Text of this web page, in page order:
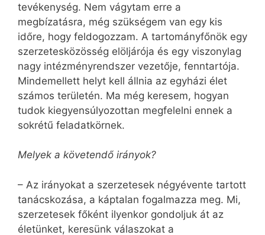
tevékenység. Nem vágytam erre a
megbízatásra, még szükségem van egy kis
időre, hogy feldogozzam. A tartományfőnök egy
szerzetesközösség elöljárója és egy viszonylag
nagy intézményrendszer vezetője, fenntartója.
Mindemellett helyt kell állnia az egyházi élet
számos területén. Ma még keresem, hogyan
tudok kiegyensúlyozottan megfelelni ennek a
sokrétű feladatkörnek.
Melyek a követendő irányok?
– Az irányokat a szerzetesek négy­évente tartott
tanácskozása, a káptalan fogalmazza meg. Mi,
szerzetesek főként ilyenkor gondoljuk át az
életünket, keresünk válaszokat a